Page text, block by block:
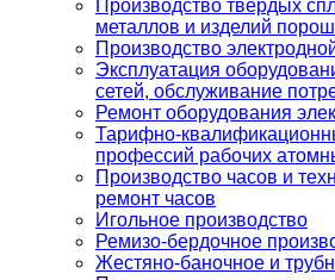
Производство твердых
металлов и изделий
Производство
Эксплуатация
сетей, обслуживание
Ремонт оборудования
Тарифно-
профессий рабочих
Производство часов и
ремонт часов
Игольное производство
Ремизо-бердочное
Жестяно-баночное и